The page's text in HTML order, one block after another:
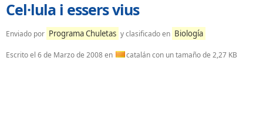
Cel·lula i essers vius
Enviado por Programa Chuletas y clasificado en Biología
Escrito el 6 de Marzo de 2008en catalán con un tamaño de 2,27 KB